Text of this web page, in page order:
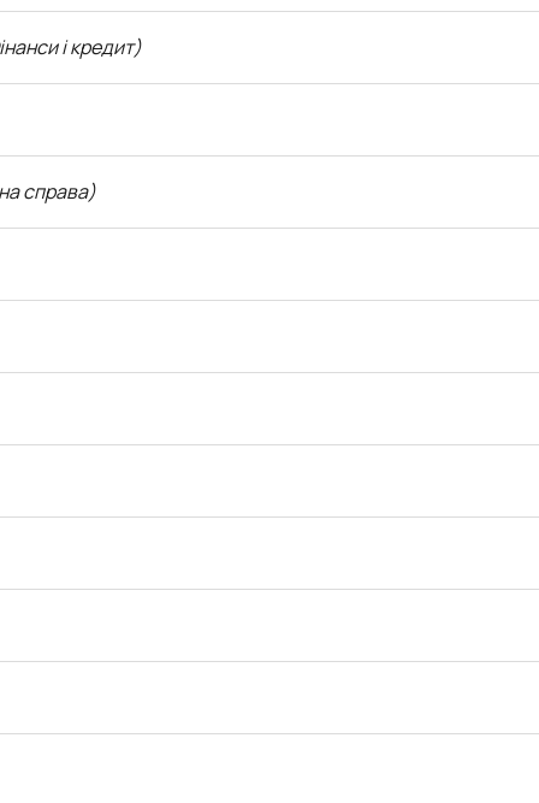
і кредит)
справа)